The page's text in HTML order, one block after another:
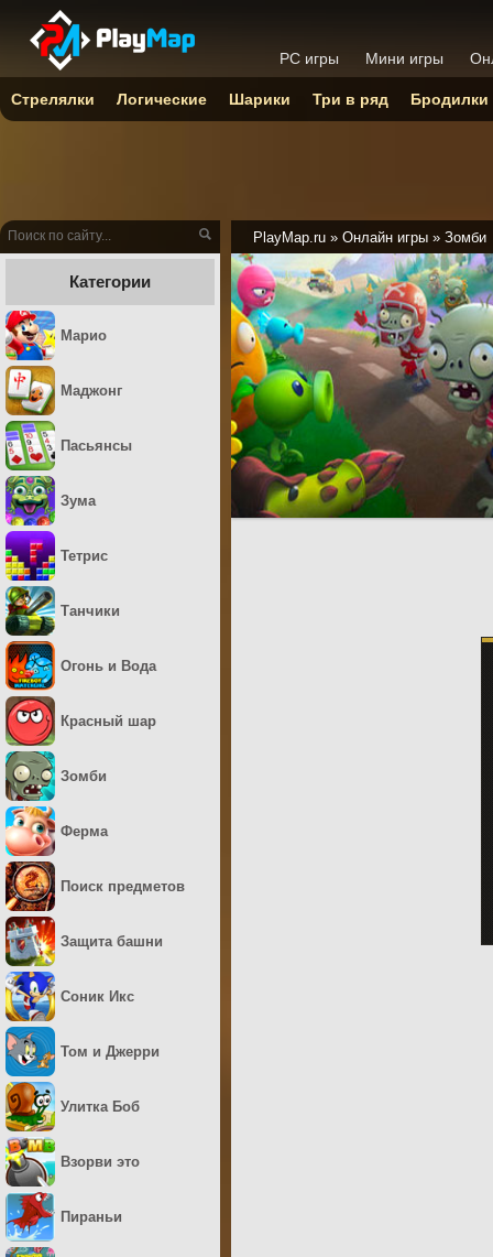
PlayMap.ru » Онлайн игры » Зомби
Категории
Марио
Маджонг
Пасьянсы
Зума
Тетрис
Танчики
Огонь и Вода
Красный шар
Зомби
Ферма
Поиск предметов
Защита башни
Соник Икс
Том и Джерри
Улитка Боб
Взорви это
Пираньи
PC игры Мини игры
Стрелялки Логические Шарики Три в ряд Бродилки